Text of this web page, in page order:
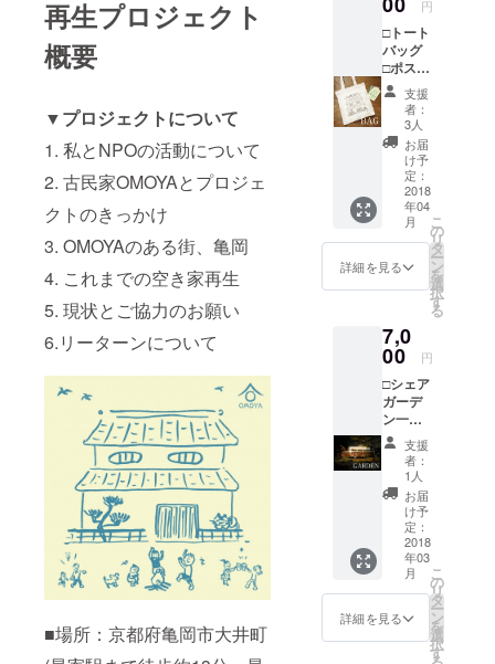
再生プロジェクト
概要
▼プロジェクトについて
1. 私とNPOの活動について
2. 古民家OMOYAとプロジェ
クトのきっかけ
3. OMOYAのある街、亀岡
4. これまでの空き家再生
5. 現状とご協力のお願い
6.リーターンについて
■場所：京都府亀岡市大井町
に株式会社
Qe to Hare
を設立し
ボーダレス
にアーティ
ストの視点
から様々な
スタイルで
クリエー
ションを実
践していま
す。
円
□トート
バッグ
□ポスト
カード
□お礼の
メッ
セージ
支援
者：
3人
お届
け予
定：
2018
年04
月
詳細を見る
こ
の
リ
タ
ー
ン
を
選
択
す
る
7,0
00 円
□シェア
ガーデ
ン一日
利用チ
ケット
(＊) □
トート
バッグ
□ポスト
カード
□お礼の
メッ
セージ -
-----------
-----------
-----------
支援
者：
1人
お届
け予
定：
2018
年03
月
詳細を見る
こ
の
リ
タ
ー
ン
を
選
択
す